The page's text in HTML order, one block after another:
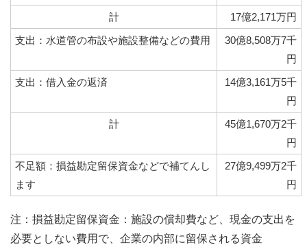
計
17億2,171万円
支出：水道管の布設や施設整備などの費用
30億8,508万7千
円
支出：借入金の返済
14億3,161万5千
円
計
45億1,670万2千
円
不足額：損益勘定留保資金などで補てんし
ます
27億9,499万2千
円
注：損益勘定留保資金：施設の償却費など、現金の支出を
必要としない費用で、企業の内部に留保される資金